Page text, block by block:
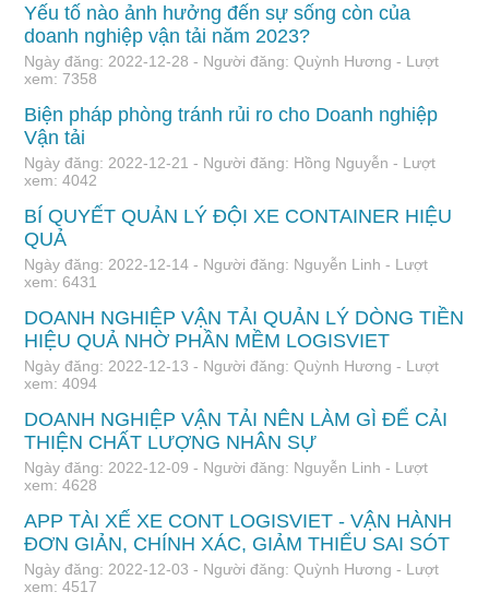
Yếu tố nào ảnh hưởng đến sự sống còn của
doanh nghiệp vận tải năm 2023?
Ngày đăng: 2022-12-28 - Người đăng: Quỳnh Hương - Lượt
xem: 7358
Biện pháp phòng tránh rủi ro cho Doanh nghiệp
Vận tải
Ngày đăng: 2022-12-21 - Người đăng: Hồng Nguyễn - Lượt
xem: 4042
BÍ QUYẾT QUẢN LÝ ĐỘI XE CONTAINER HIỆU
QUẢ
Ngày đăng: 2022-12-14 - Người đăng: Nguyễn Linh - Lượt
xem: 6431
DOANH NGHIỆP VẬN TẢI QUẢN LÝ DÒNG TIỀN
HIỆU QUẢ NHỜ PHẦN MỀM LOGISVIET
Ngày đăng: 2022-12-13 - Người đăng: Quỳnh Hương - Lượt
xem: 4094
DOANH NGHIỆP VẬN TẢI NÊN LÀM GÌ ĐỂ CẢI
THIỆN CHẤT LƯỢNG NHÂN SỰ
Ngày đăng: 2022-12-09 - Người đăng: Nguyễn Linh - Lượt
xem: 4628
APP TÀI XẾ XE CONT LOGISVIET - VẬN HÀNH
ĐƠN GIẢN, CHÍNH XÁC, GIẢM THIỂU SAI SÓT
Ngày đăng: 2022-12-03 - Người đăng: Quỳnh Hương - Lượt
xem: 4517